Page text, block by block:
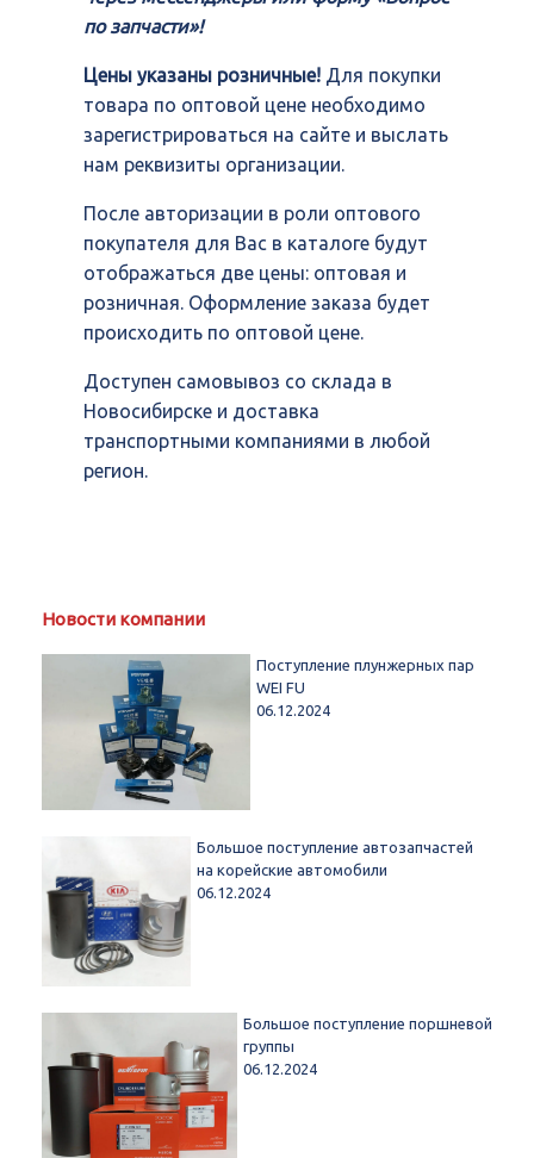
по запчасти»!
Цены указаны розничные! Для покупки
товара по оптовой цене необходимо
зарегистрироваться на сайте и выслать
нам реквизиты организации.
После авторизации в роли оптового
покупателя для Вас в каталоге будут
отображаться две цены: оптовая и
розничная. Оформление заказа будет
происходить по оптовой цене.
Доступен самовывоз со склада в
Новосибирске и доставка
транспортными компаниями в любой
регион.
Новости компании
Поступление плунжерных пар
WEI FU
06.12.2024
Большое поступление автозапчастей
на корейские автомобили
06.12.2024
Большое поступление поршневой
группы
06.12.2024